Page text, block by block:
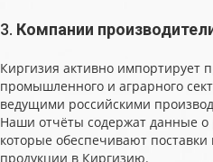
3. Компании
Киргизия активно импортирует
промышленного и аграрного
ведущими российскими
Наши отчёты содержат данные о
которые обеспечивают поставки
продукции в Киргизию.